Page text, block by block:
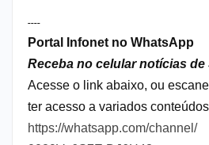
----
Portal Infonet no WhatsApp
Receba no celular notícias de
Acesse o link abaixo, ou
ter acesso a variados
https://whatsapp.com/channel/